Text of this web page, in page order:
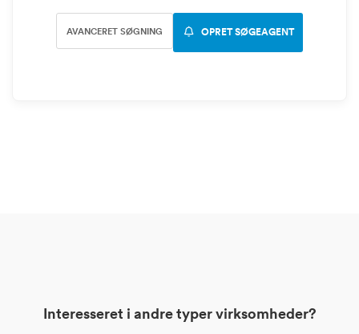
AVANCERET SØGNING OPRET SØGEAGENT
Interesseret i andre typer virksomheder?